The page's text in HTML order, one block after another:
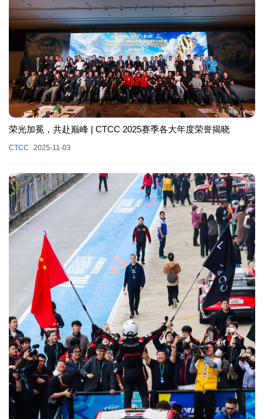
荣光加冕，共赴巅峰 | CTCC 2025赛季各大年度荣誉揭晓
CTCC 2025-11-03